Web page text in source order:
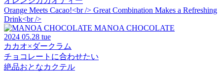
Orange Meets Cacao!<br /> Great Combination Makes a Refreshing
Drink<br />
MANOA CHOCOLATE
2024 05.28 tue
カカオ×ダークラム
チョコレートに合わせたい
絶品おとなカクテル